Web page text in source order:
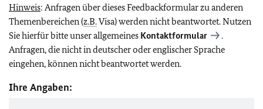
Hinweis: Anfragen über dieses Feedbackformular zu anderen
Themenbereichen (z.B.Visa) werden nicht beantwortet. Nutzen
Sie hierfür bitte unser allgemeines Kontaktformular
.
Anfragen, die nicht in deutscher oder englischer Sprache
eingehen, können nicht beantwortet werden.
Ihre Angaben: